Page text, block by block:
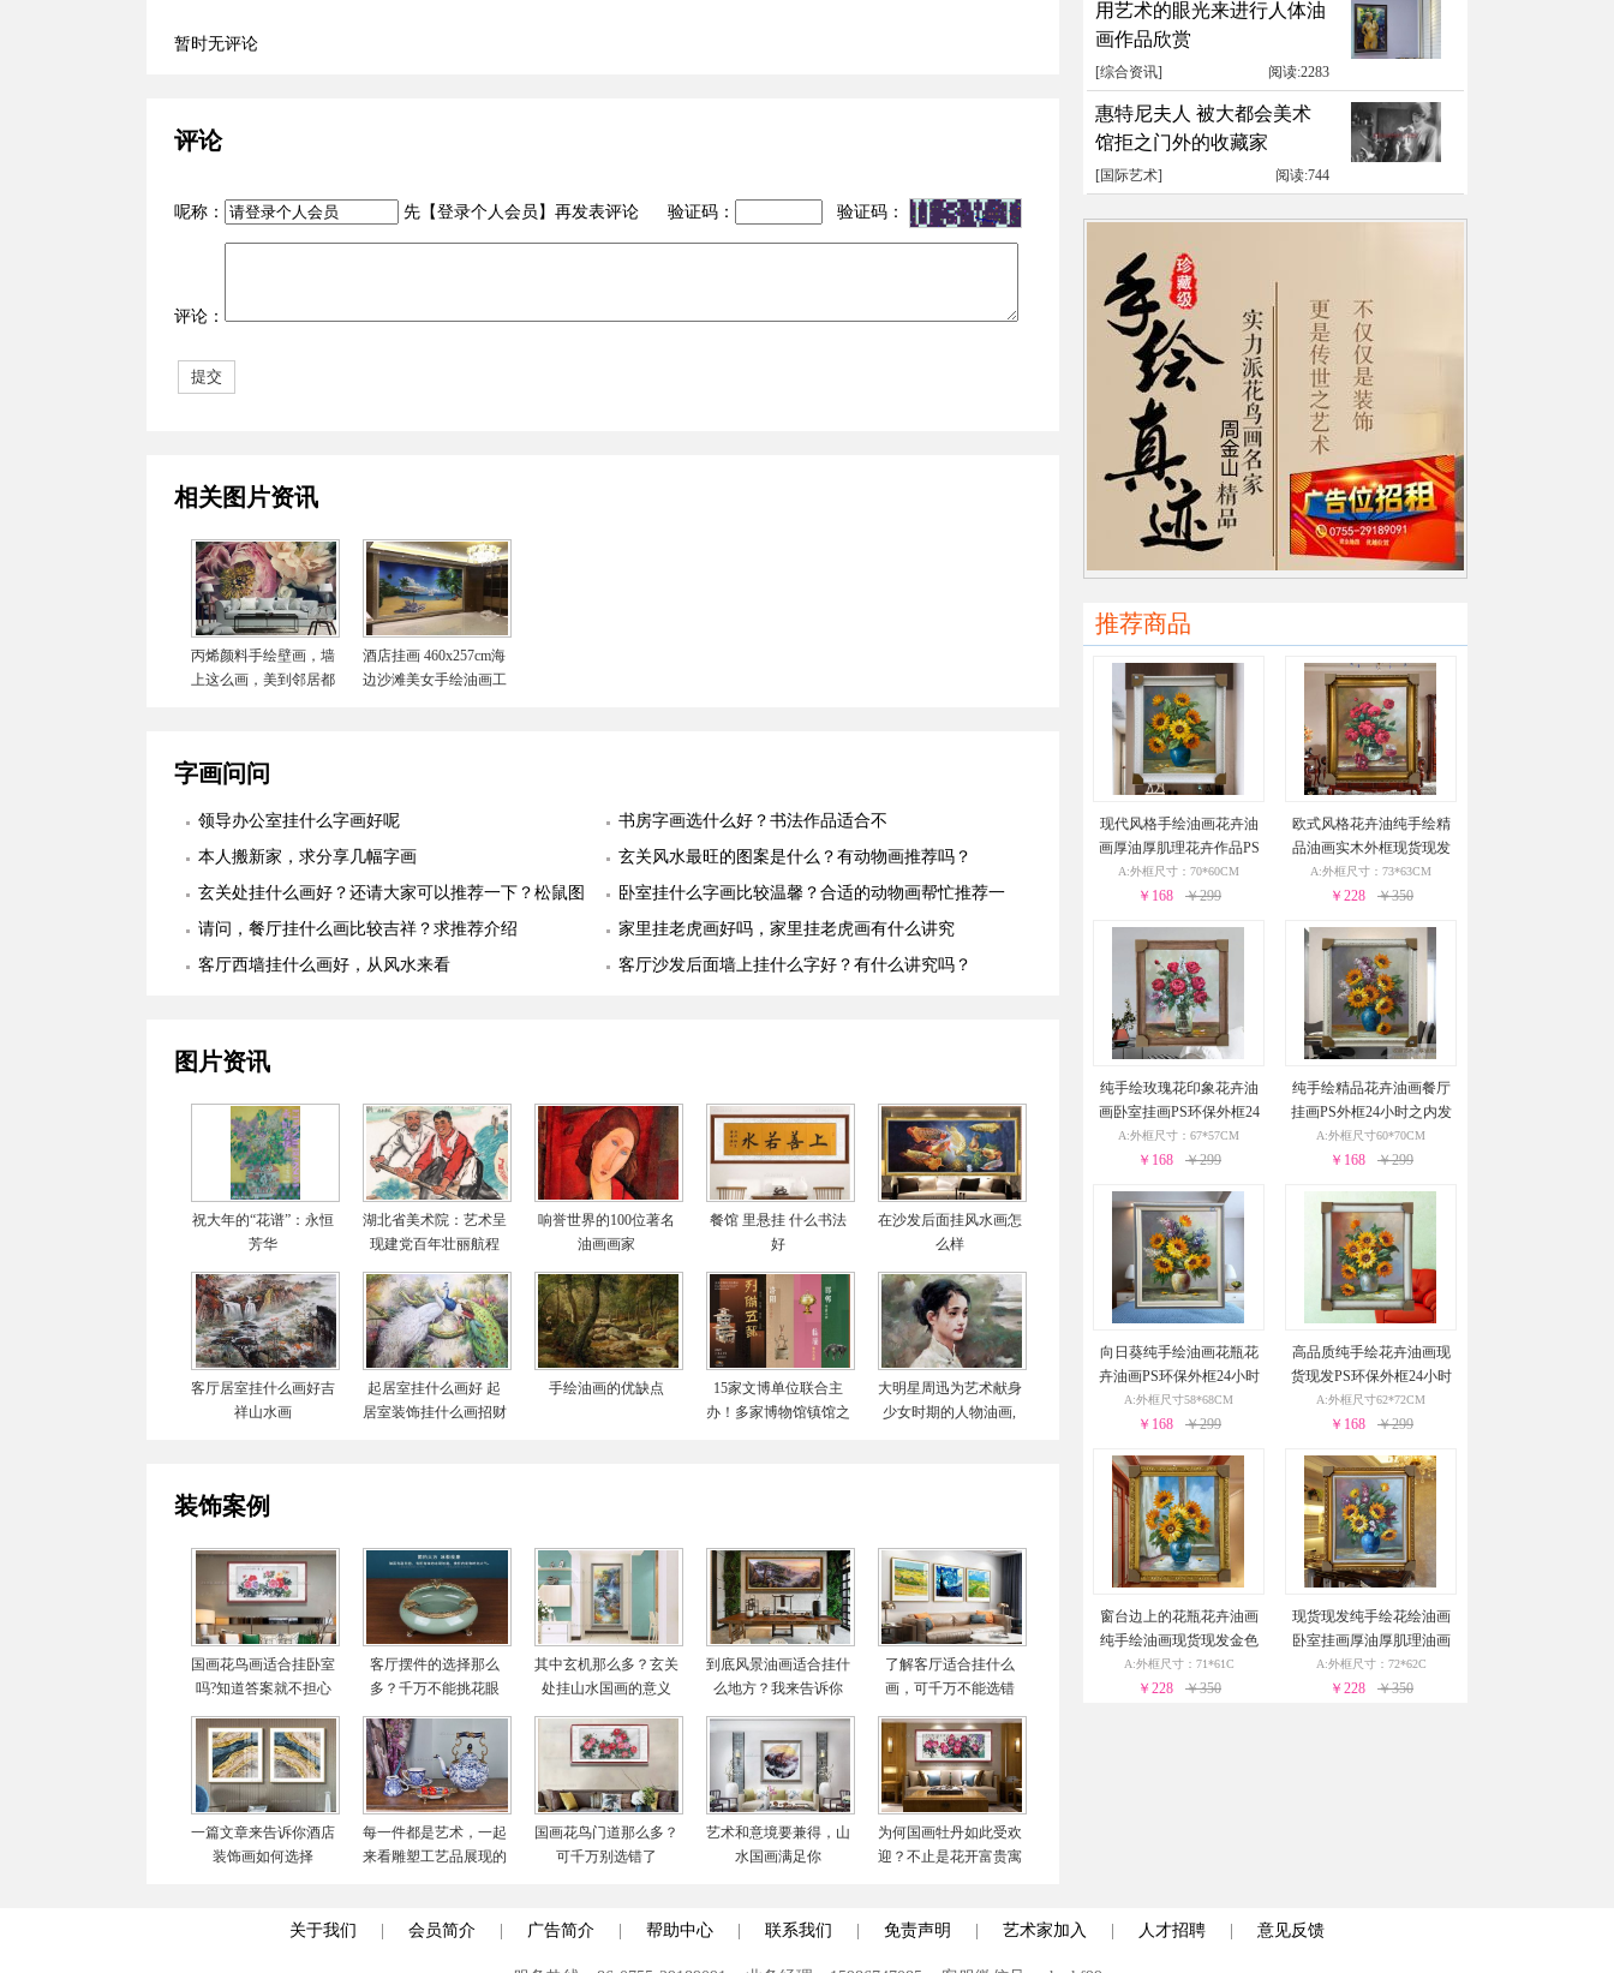
暂时无评论
评论
呢称： 先【登录个人会员 】再发表评论 验证码： 验证码：
评论：
相关图片资讯
丙烯颜料手绘壁画，墙
上这么画，美到邻居都
酒店挂画 460x257cm海
边沙滩美女手绘油画工
字画问问
领导办公室挂什么字画好呢
书房字画选什么好？书法作品适合不
本人搬新家，求分享几幅字画
玄关风水最旺的图案是什么？有动物画推荐吗？
玄关处挂什么画好？还请大家可以推荐一下？松鼠图
适合么？
卧室挂什么字画比较温馨？合适的动物画帮忙推荐一
幅
请问，餐厅挂什么画比较吉祥？求推荐介绍
家里挂老虎画好吗，家里挂老虎画有什么讲究
客厅西墙挂什么画好，从风水来看
客厅沙发后面墙上挂什么字好？有什么讲究吗？
图片资讯
祝大年的“花谱”：永恒
芳华
湖北省美术院：艺术呈
现建党百年壮丽航程
响誉世界的100位著名
油画画家
餐馆 里悬挂 什么书法
好
在沙发后面挂风水画怎
么样
客厅居室挂什么画好吉
祥山水画
起居室挂什么画好 起
居室装饰挂什么画招财
手绘油画的优缺点
15家文博单位联合主
办！多家博物馆镇馆之
大明星周迅为艺术献身
少女时期的人物油画,
装饰案例
国画花鸟画适合挂卧室
吗?知道答案就不担心
客厅摆件的选择那么
多？千万不能挑花眼
其中玄机那么多？玄关
处挂山水国画的意义
到底风景油画适合挂什
么地方？我来告诉你
了解客厅适合挂什么
画，可千万不能选错
一篇文章来告诉你酒店
装饰画如何选择
每一件都是艺术，一起
来看雕塑工艺品展现的
国画花鸟门道那么多？
可千万别选错了
艺术和意境要兼得，山
水国画满足你
为何国画牡丹如此受欢
迎？不止是花开富贵寓
用艺术的眼光来进行人体油
画作品欣赏
[综合资讯] 阅读:2283
惠特尼夫人 被大都会美术
馆拒之门外的收藏家
[国际艺术] 阅读:744
推荐商品
现代风格手绘油画花卉油
画厚油厚肌理花卉作品PS
环保外框现货现发24小时
之内发货
A:外框尺寸：70*60CM
￥168 ￥299
欧式风格花卉油纯手绘精
品油画实木外框现货现发
葡萄花瓶与酒杯24小时之
内发货
A:外框尺寸：73*63CM
￥228 ￥350
纯手绘玫瑰花印象花卉油
画卧室挂画PS环保外框24
小时之内发货
A:外框尺寸：67*57CM
￥168 ￥299
纯手绘精品花卉油画餐厅
挂画PS外框24小时之内发
货
A:外框尺寸60*70CM
￥168 ￥299
向日葵纯手绘油画花瓶花
卉油画PS环保外框24小时
之内发货
A:外框尺寸58*68CM
￥168 ￥299
高品质纯手绘花卉油画现
货现发PS环保外框24小时
之内发货
A:外框尺寸62*72CM
￥168 ￥299
窗台边上的花瓶花卉油画
纯手绘油画现货现发金色
实木外框24小时之内发货
A:外框尺寸：71*61C
￥228 ￥350
现货现发纯手绘花绘油画
卧室挂画厚油厚肌理油画
实木外框24小时之内发货
A:外框尺寸：72*62C
￥228 ￥350
关于我们 | 会员简介 | 广告简介 | 帮助中心 | 联系我们 | 免责声明 | 艺术家加入 | 人才招聘 | 意见反馈